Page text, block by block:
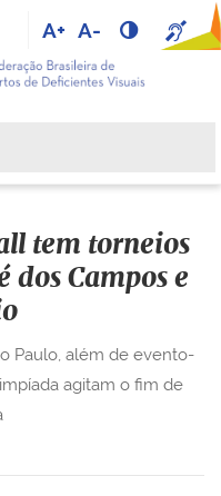
A+ A-
tem torneios
dos Campos e
Paulo, além de evento-
agitam o fim de